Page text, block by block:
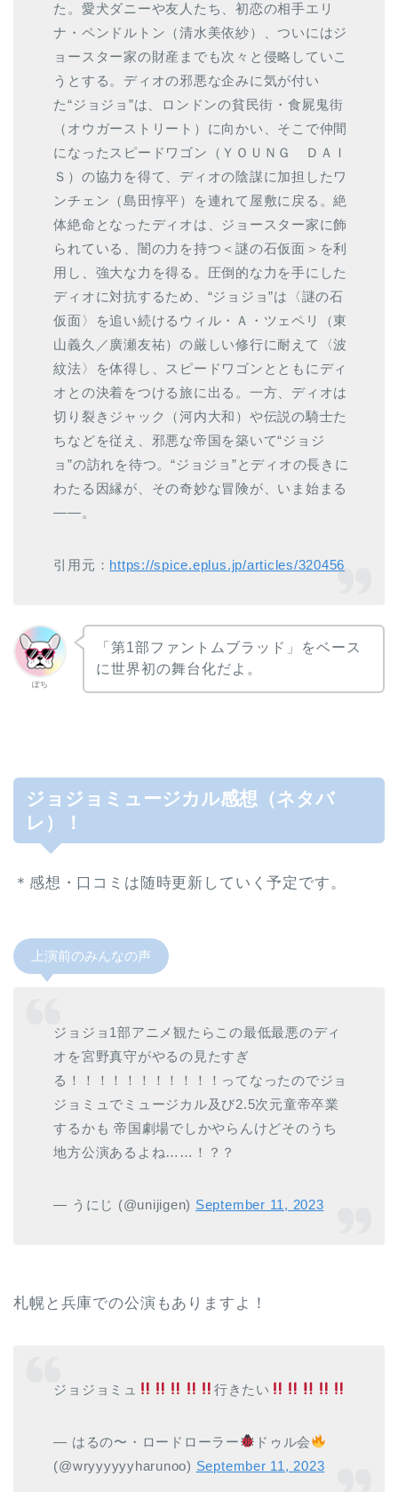
た。愛犬ダニーや友人たち、初恋の相手エリ
ナ・ペンドルトン（清水美依紗）、ついにはジ
ョースター家の財産までも次々と侵略していこ
うとする。ディオの邪悪な企みに気が付い
た“ジョジョ”は、ロンドンの貧民街・食屍鬼街
（オウガーストリート）に向かい、そこで仲間
になったスピードワゴン（ＹＯＵＮＧ ＤＡＩ
Ｓ）の協力を得て、ディオの陰謀に加担したワ
ンチェン（島田惇平）を連れて屋敷に戻る。絶
体絶命となったディオは、ジョースター家に飾
られている、闇の力を持つ＜謎の石仮面＞を利
用し、強大な力を得る。圧倒的な力を手にした
ディオに対抗するため、“ジョジョ”は〈謎の石
仮面〉を追い続けるウィル・Ａ・ツェペリ（東
山義久／廣瀬友祐）の厳しい修行に耐えて〈波
紋法〉を体得し、スピードワゴンとともにディ
オとの決着をつける旅に出る。一方、ディオは
切り裂きジャック（河内大和）や伝説の騎士た
ちなどを従え、邪悪な帝国を築いて“ジョジ
ョ”の訪れを待つ。“ジョジョ”とディオの長きに
わたる因縁が、その奇妙な冒険が、いま始まる
——。
引用元： https://spice.eplus.jp/articles/320456
ぽち
「第1部ファントムブラッド」をベース
に世界初の舞台化だよ。
ジョジョミュージカル感想（ネタバ
レ）！
＊感想・口コミは随時更新していく予定です。
上演前のみんなの声
ジョジョ1部アニメ観たらこの最低最悪のディ
オを宮野真守がやるの見たすぎ
る！！！！！！！！！！！ってなったのでジョ
ジョミュでミュージカル及び2.5次元童帝卒業
するかも 帝国劇場でしかやらんけどそのうち
地方公演あるよね……！？？
— うにじ (@unijigen) September 11, 2023
札幌と兵庫での公演もありますよ！
ジョジョミュ 行きたい
— はるの〜・ロードローラー
ドゥル会
(@wryyyyyyharunoo) September 11, 2023